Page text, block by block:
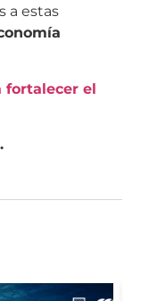
a estas
fortalecer el